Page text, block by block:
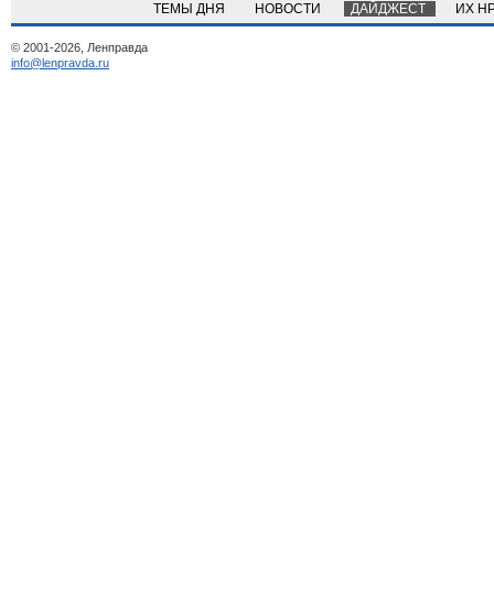
ТЕМЫ ДНЯ НОВОСТИ ДАЙДЖЕСТ ИХ
© 2001-2026, Ленправда
info@lenpravda.ru